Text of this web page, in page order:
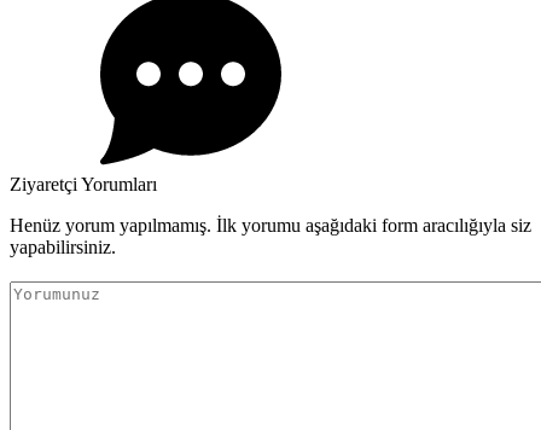
Ziyaretçi Yorumları
Henüz yorum yapılmamış. İlk yorumu aşağıdaki form aracılığıyla siz
yapabilirsiniz.